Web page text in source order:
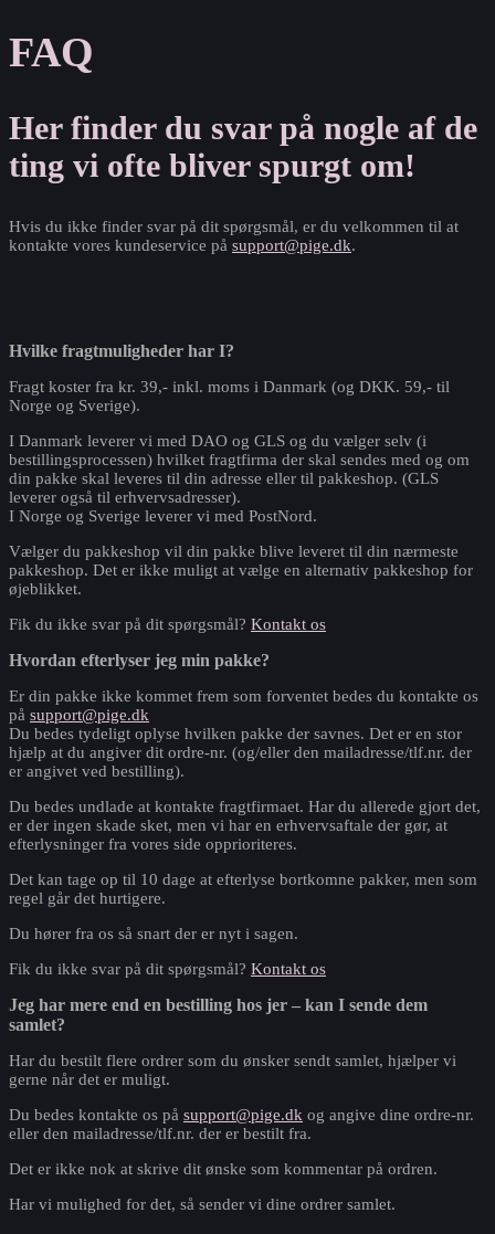
FAQ
Her finder du svar på nogle af de
ting vi ofte bliver spurgt om!
Hvis du ikke finder svar på dit spørgsmål, er du velkommen til at
kontakte vores kundeservice på support@pige.dk.
Hvilke fragtmuligheder har I?
Fragt koster fra kr. 39,- inkl. moms i Danmark (og DKK. 59,- til
Norge og Sverige).
I Danmark leverer vi med DAO og GLS og du vælger selv (i
bestillingsprocessen) hvilket fragtfirma der skal sendes med og om
din pakke skal leveres til din adresse eller til pakkeshop. (GLS
leverer også til erhvervsadresser).
I Norge og Sverige leverer vi med PostNord.
Vælger du pakkeshop vil din pakke blive leveret til din nærmeste
pakkeshop. Det er ikke muligt at vælge en alternativ pakkeshop for
øjeblikket.
Fik du ikke svar på dit spørgsmål? Kontakt os
Hvordan efterlyser jeg min pakke?
Er din pakke ikke kommet frem som forventet bedes du kontakte os
på support@pige.dk
Du bedes tydeligt oplyse hvilken pakke der savnes. Det er en stor
hjælp at du angiver dit ordre-nr. (og/eller den mailadresse/tlf.nr. der
er angivet ved bestilling).
Du bedes undlade at kontakte fragtfirmaet. Har du allerede gjort det,
er der ingen skade sket, men vi har en erhvervsaftale der gør, at
efterlysninger fra vores side opprioriteres.
Det kan tage op til 10 dage at efterlyse bortkomne pakker, men som
regel går det hurtigere.
Du hører fra os så snart der er nyt i sagen.
Fik du ikke svar på dit spørgsmål? Kontakt os
Jeg har mere end en bestilling hos jer – kan I sende dem
samlet?
Har du bestilt flere ordrer som du ønsker sendt samlet, hjælper vi
gerne når det er muligt.
Du bedes kontakte os på support@pige.dk og angive dine ordre-nr.
eller den mailadresse/tlf.nr. der er bestilt fra.
Det er ikke nok at skrive dit ønske som kommentar på ordren.
Har vi mulighed for det, så sender vi dine ordrer samlet.